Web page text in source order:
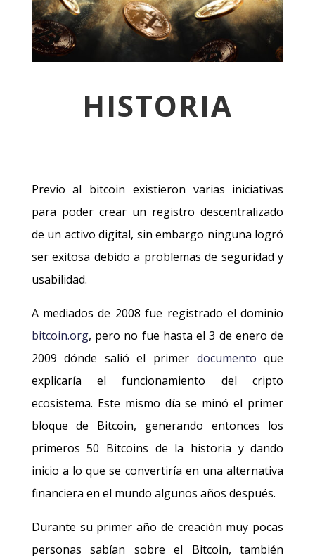
HISTORIA
Previo al bitcoin existieron varias iniciativas
para poder crear un registro descentralizado
de un activo digital, sin embargo ninguna logró
ser exitosa debido a problemas de seguridad y
usabilidad.
A mediados de 2008 fue registrado el dominio
bitcoin.org, pero no fue hasta el 3 de enero de
2009 dónde salió el primer documento que
explicaría el funcionamiento del cripto
ecosistema. Este mismo día se minó el primer
bloque de Bitcoin, generando entonces los
primeros 50 Bitcoins de la historia y dando
inicio a lo que se convertiría en una alternativa
financiera en el mundo algunos años después.
Durante su primer año de creación muy pocas
personas sabían sobre el Bitcoin, también